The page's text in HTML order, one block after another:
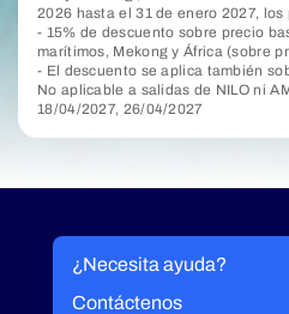
2026 hasta el 31 de enero 2027,
- 15% de descuento sobre precio
marítimos, Mekong y África (sobre
- El descuento se aplica también
No aplicable a salidas de NILO ni
18/04/2027, 26/04/2027
¿Necesita ayuda?
Contáctenos